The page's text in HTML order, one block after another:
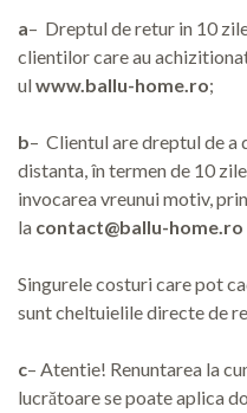
a– Dreptul de retur in 10
clientilor care au
ulwww.ballu-home.ro;
b– Clientul are dreptul de a
distanta, în termen de 10
invocarea vreunui motiv,
la contact@ballu-home.ro
Singurele costuri care pot
sunt cheltuielile directe de
c– Atentie! Renuntarea la
lucrătoare se poate aplica